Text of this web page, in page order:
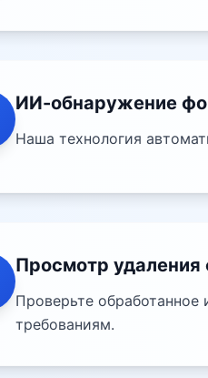
ИИ-обнаружение
Наша технология
Просмотр удаления
Проверьте обработанное
требованиям.